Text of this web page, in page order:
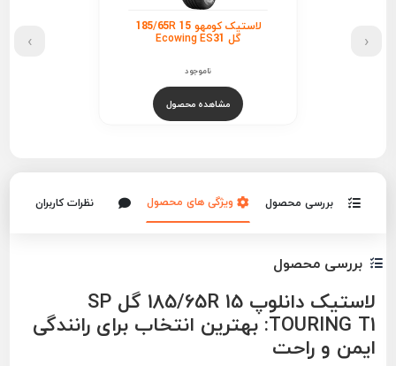
لاستیک کومهو 185/65R 15
گل Ecowing ES31
ناموجود
مشاهده محصول
‹
›
بررسی محصول ویژگی های محصول نظرات کاربران
بررسی محصول
لاستیک دانلوپ 185/65R 15 گل SP
TOURING T1: بهترین انتخاب برای رانندگی
ایمن و راحت